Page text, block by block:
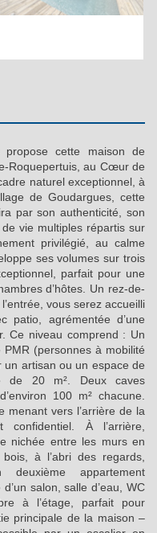
propose cette maison de
Roquepertuis, au Cœur de
naturel exceptionnel, à
de Goudargues, cette
par son authenticité, son
vie multiples répartis sur
privilégié, au calme
ses volumes sur trois
parfait pour une
d’hôtes. Un rez-de-
vous serez accueilli
agrémentée d’une
Ce niveau comprend : Un
(personnes à mobilité
artisan ou un espace de
de 20 m². Deux caves
100 m² chacune.
menant vers l’arrière de la
À l’arrière,
nichée entre les murs en
à l’abri des regards,
appartement
salon, salle d’eau, WC
à l’étage, parfait pour
principale de la maison –